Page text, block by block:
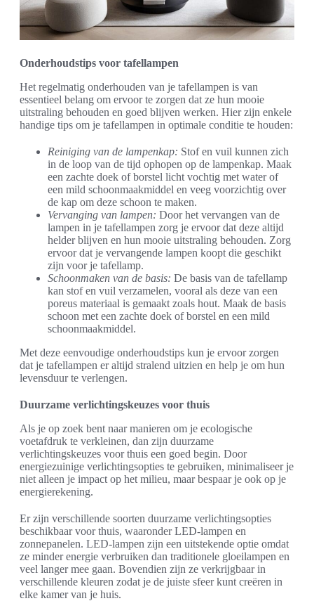
Onderhoudstips voor tafellampen
Het regelmatig onderhouden van je tafellampen is van
essentieel belang om ervoor te zorgen dat ze hun mooie
uitstraling behouden en goed blijven werken. Hier zijn enkele
handige tips om je tafellampen in optimale conditie te houden:
Reiniging van de lampenkap: Stof en vuil kunnen zich
in de loop van de tijd ophopen op de lampenkap. Maak
een zachte doek of borstel licht vochtig met water of
een mild schoonmaakmiddel en veeg voorzichtig over
de kap om deze schoon te maken.
Vervanging van lampen: Door het vervangen van de
lampen in je tafellampen zorg je ervoor dat deze altijd
helder blijven en hun mooie uitstraling behouden. Zorg
ervoor dat je vervangende lampen koopt die geschikt
zijn voor je tafellamp.
Schoonmaken van de basis: De basis van de tafellamp
kan stof en vuil verzamelen, vooral als deze van een
poreus materiaal is gemaakt zoals hout. Maak de basis
schoon met een zachte doek of borstel en een mild
schoonmaakmiddel.
Met deze eenvoudige onderhoudstips kun je ervoor zorgen
dat je tafellampen er altijd stralend uitzien en help je om hun
levensduur te verlengen.
Duurzame verlichtingskeuzes voor thuis
Als je op zoek bent naar manieren om je ecologische
voetafdruk te verkleinen, dan zijn duurzame
verlichtingskeuzes voor thuis een goed begin. Door
energiezuinige verlichtingsopties te gebruiken, minimaliseer je
niet alleen je impact op het milieu, maar bespaar je ook op je
energierekening.
Er zijn verschillende soorten duurzame verlichtingsopties
beschikbaar voor thuis, waaronder LED-lampen en
zonnepanelen. LED-lampen zijn een uitstekende optie omdat
ze minder energie verbruiken dan traditionele gloeilampen en
veel langer mee gaan. Bovendien zijn ze verkrijgbaar in
verschillende kleuren zodat je de juiste sfeer kunt creëren in
elke kamer van je huis.